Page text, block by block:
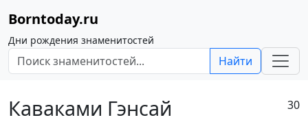
Borntoday.ru
Дни рождения знаменитостей
Найти
Каваками Гэнсай 30